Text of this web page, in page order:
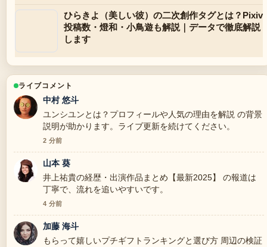
ひらきよ（美しい彼）の二次創作タグとは？Pixiv
投稿数・燈和・小鳥遊も解説｜データで徹底解説
します
ライブコメント
中村 悠斗
ユンシユンとは？プロフィールや人気の理由を解説 の背景
説明が助かります。ライブ更新を続けてください。
2 分前
山本 葵
井上祐貴の経歴・出演作品まとめ【最新2025】 の報道は
丁寧で、流れを追いやすいです。
4 分前
加藤 海斗
もらって嬉しいプチギフトランキングと選び方 周辺の検証